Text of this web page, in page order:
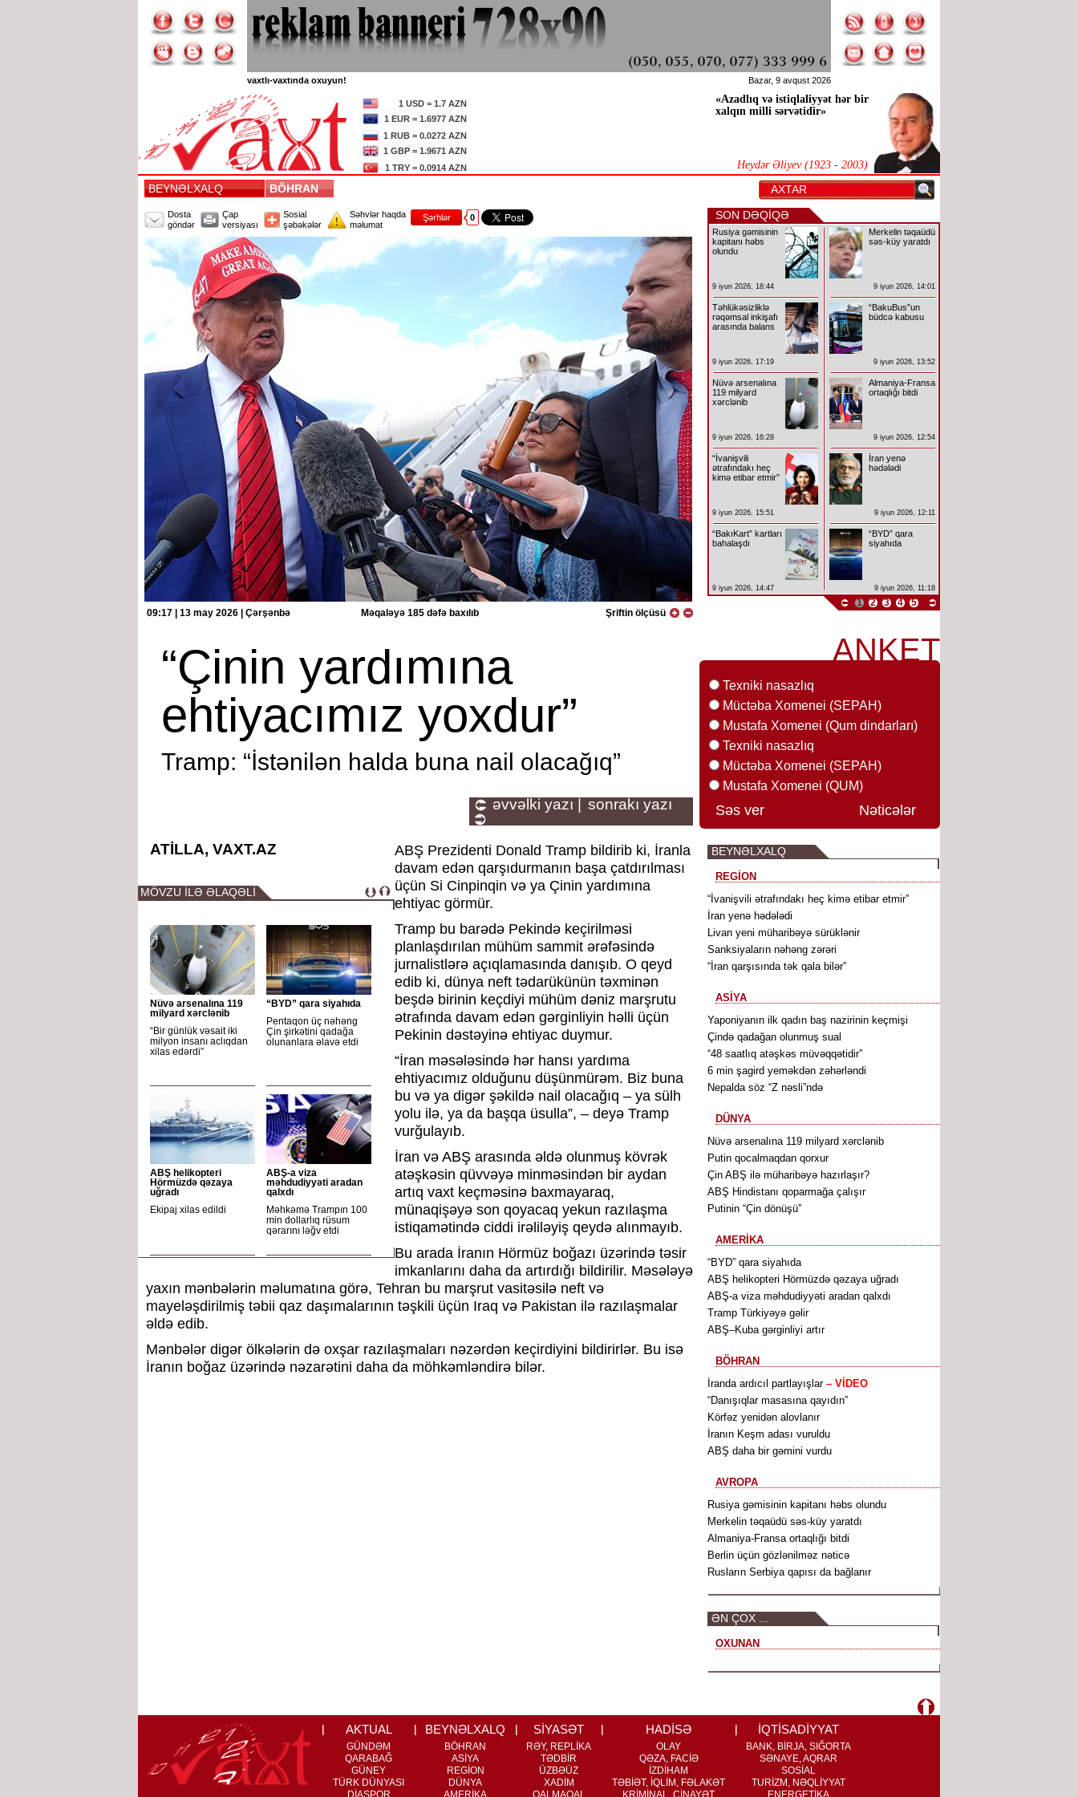
vaxtlı-vaxtında oxuyun! Bazar, 9 avqust 2026
1 USD = 1.7 AZN
1 EUR = 1.6977 AZN
1 RUB = 0.0272 AZN
1 GBP = 1.9671 AZN
1 TRY = 0.0914 AZN
«Azadlıq və istiqlaliyyət hər bir
xalqın milli sərvətidir»
Heydər Əliyev (1923 - 2003)
BEYNƏLXALQ BÖHRAN
Dosta
göndər
Çap
versiyası
Sosial
şəbəkələr
Səhvlər haqda
məlumat
Şərhlər 0
09:17 | 13 may 2026 | Çərşənbə Məqaləyə 185 dəfə baxılıb Şriftin ölçüsü
“Çinin yardımına
ehtiyacımız yoxdur”
Tramp: “İstənilən halda buna nail olacağıq”
əvvəlki yazı | sonrakı yazı
ATİLLA, VAXT.AZ
MÖVZU İLƏ ƏLAQƏLİ
Nüvə arsenalına 119
milyard xərclənib
“Bir günlük vəsait iki
milyon insanı aclıqdan
xilas edərdi”
“BYD” qara siyahıda
Pentaqon üç nəhəng
Çin şirkətini qadağa
olunanlara əlavə etdi
ABŞ helikopteri
Hörmüzdə qəzaya
uğradı
Ekipaj xilas edildi
ABŞ-a viza
məhdudiyyəti aradan
qalxdı
Məhkəmə Trampın 100
min dollarlıq rüsum
qərarını ləğv etdi
ABŞ Prezidenti Donald Tramp bildirib ki, İranla
davam edən qarşıdurmanın başa çatdırılması
üçün Si Cinpinqin və ya Çinin yardımına
ehtiyac görmür.
Tramp bu barədə Pekində keçirilməsi
planlaşdırılan mühüm sammit ərəfəsində
jurnalistlərə açıqlamasında danışıb. O qeyd
edib ki, dünya neft tədarükünün təxminən
beşdə birinin keçdiyi mühüm dəniz marşrutu
ətrafında davam edən gərginliyin həlli üçün
Pekinin dəstəyinə ehtiyac duymur.
“İran məsələsində hər hansı yardıma
ehtiyacımız olduğunu düşünmürəm. Biz buna
bu və ya digər şəkildə nail olacağıq – ya sülh
yolu ilə, ya da başqa üsulla”, – deyə Tramp
vurğulayıb.
İran və ABŞ arasında əldə olunmuş kövrək
atəşkəsin qüvvəyə minməsindən bir aydan
artıq vaxt keçməsinə baxmayaraq,
münaqişəyə son qoyacaq yekun razılaşma
istiqamətində ciddi irəliləyiş qeydə alınmayıb.
Bu arada İranın Hörmüz boğazı üzərində təsir
imkanlarını daha da artırdığı bildirilir. Məsələyə
yaxın mənbələrin məlumatına görə, Tehran bu marşrut vasitəsilə neft və
mayeləşdirilmiş təbii qaz daşımalarının təşkili üçün Iraq və Pakistan ilə razılaşmalar
əldə edib.
Mənbələr digər ölkələrin də oxşar razılaşmaları nəzərdən keçirdiyini bildirirlər. Bu isə
İranın boğaz üzərində nəzarətini daha da möhkəmləndirə bilər.
SON DƏQİQƏ
Rusiya gəmisinin
kapitanı həbs
olundu
9 iyun 2026, 18:44
Təhlükəsizliklə
rəqəmsal inkişafı
arasında balans
9 iyun 2026, 17:19
Nüvə arsenalına
119 milyard
xərclənib
9 iyun 2026, 16:28
“İvanişvili
ətrafındakı heç
kimə etibar etmir”
9 iyun 2026, 15:51
“BakıKart” kartları
bahalaşdı
9 iyun 2026, 14:47
Merkelin təqaüdü
səs-küy yaratdı
9 iyun 2026, 14:01
“BakuBus”un
büdcə kabusu
9 iyun 2026, 13:52
Almaniya-Fransa
ortaqlığı bitdi
9 iyun 2026, 12:54
İran yenə
hədələdi
9 iyun 2026, 12:11
“BYD” qara
siyahıda
9 iyun 2026, 11:18
1 2 3 4 5
ANKET
Texniki nasazlıq
Müctəba Xomenei (SEPAH)
Mustafa Xomenei (Qum dindarları)
Texniki nasazlıq
Müctəba Xomenei (SEPAH)
Mustafa Xomenei (QUM)
Səs ver Nəticələr
BEYNƏLXALQ
REGİON
“İvanişvili ətrafındakı heç kimə etibar etmir”
İran yenə hədələdi
Livan yeni müharibəyə sürüklənir
Sanksiyaların nəhəng zərəri
“İran qarşısında tək qala bilər”
ASİYA
Yaponiyanın ilk qadın baş nazirinin keçmişi
Çində qadağan olunmuş sual
“48 saatlıq atəşkəs müvəqqətidir”
6 min şagird yeməkdən zəhərləndi
Nepalda söz “Z nəsli”ndə
DÜNYA
Nüvə arsenalına 119 milyard xərclənib
Putin qocalmaqdan qorxur
Çin ABŞ ilə müharibəyə hazırlaşır?
ABŞ Hindistanı qoparmağa çalışır
Putinin “Çin dönüşü”
AMERİKA
“BYD” qara siyahıda
ABŞ helikopteri Hörmüzdə qəzaya uğradı
ABŞ-a viza məhdudiyyəti aradan qalxdı
Tramp Türkiyəyə gəlir
ABŞ–Kuba gərginliyi artır
BÖHRAN
İranda ardıcıl partlayışlar– VİDEO
“Danışıqlar masasına qayıdın”
Körfəz yenidən alovlanır
İranın Keşm adası vuruldu
ABŞ daha bir gəmini vurdu
AVROPA
Rusiya gəmisinin kapitanı həbs olundu
Merkelin təqaüdü səs-küy yaratdı
Almaniya-Fransa ortaqlığı bitdi
Berlin üçün gözlənilməz nəticə
Rusların Serbiya qapısı da bağlanır
ƏN ÇOX ...
OXUNAN
AKTUAL
GÜNDƏM
QARABAĞ
GÜNEY
TÜRK DÜNYASI
DİASPOR
BEYNƏLXALQ
BÖHRAN
ASİYA
REGİON
DÜNYA
AMERİKA
SİYASƏT
RƏY, REPLİKA
TƏDBİR
ÜZBƏÜZ
XADİM
QALMAQAL
HADİSƏ
OLAY
QƏZA, FACİƏ
İZDİHAM
TƏBİƏT, İQLİM, FƏLAKƏT
KRİMİNAL, CİNAYƏT
İQTİSADİYYAT
BANK, BİRJA, SIĞORTA
SƏNAYE, AQRAR
SOSİAL
TURİZM, NƏQLİYYAT
ENERGETİKA